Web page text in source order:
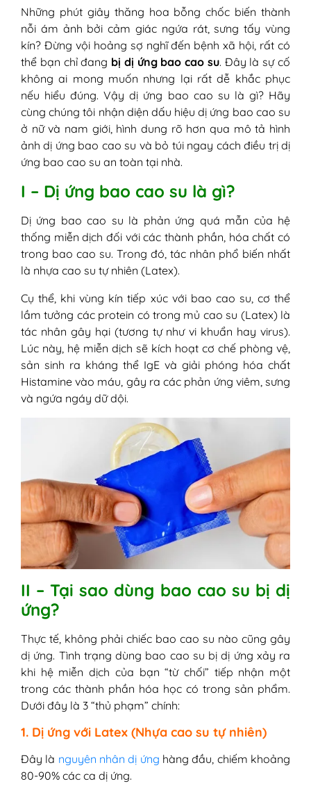
nhiên)
2. Dị ứng với chất diệt tinh trùng
(Nonoxynol-9)
3. Dị ứng với chất bôi trơn và hương
liệu hóa học
III - Dấu hiệu dị ứng bao cao su ở nữ và
nam
1. Biểu hiện dị ứng bao cao su chung
2. Triệu chứng dị ứng bao cao su ở nữ
giới
giới
V - Bị dị ứng bao cao su bao lâu thì khỏi?
VI - Bị dị ứng bao cao su phải làm sao?
Cách xử lý và điều trị đúng cách
1. Các bước sơ cứu tức thời khi bị dị
ứng bao cao su
2. Cách chữa dị ứng bao cao su tại
nhà
3. Dị ứng bao cao su cách trị bằng
thuốc
VII - Cách phòng ngừa dị ứng với bao cao
su hiệu quả
1. Đọc kỹ bao bì trước khi mua
2. Ưu tiên các dòng "đơn giản hóa"
3. Thực hiện quy tắc "Test thử" (Patch
4. Sử dụng Gel bôi trơn gốc nước
(Water-based)
5. Vệ sinh sạch sẽ sau khi quan hệ
Những phút giây thăng hoa bỗng chốc biến thành
nỗi ám ảnh bởi cảm giác ngứa rát, sưng tấy vùng
kín? Đừng vội hoảng sợ nghĩ đến bệnh xã hội, rất có
thể bạn chỉ đang bị dị ứng bao cao su. Đây là sự cố
không ai mong muốn nhưng lại rất dễ khắc phục
nếu hiểu đúng. Vậy dị ứng bao cao su là gì? Hãy
cùng chúng tôi nhận diện dấu hiệu dị ứng bao cao su
ở nữ và nam giới, hình dung rõ hơn qua mô tả hình
ảnh dị ứng bao cao su và bỏ túi ngay cách điều trị dị
ứng bao cao su an toàn tại nhà.
I – Dị ứng bao cao su là gì?
Dị ứng bao cao su là phản ứng quá mẫn của hệ
thống miễn dịch đối với các thành phần, hóa chất có
trong bao cao su. Trong đó, tác nhân phổ biến nhất
là nhựa cao su tự nhiên (Latex).
Cụ thể, khi vùng kín tiếp xúc với bao cao su, cơ thể
lầm tưởng các protein có trong mủ cao su (Latex) là
tác nhân gây hại (tương tự như vi khuẩn hay virus).
Lúc này, hệ miễn dịch sẽ kích hoạt cơ chế phòng vệ,
sản sinh ra kháng thể IgE và giải phóng hóa chất
Histamine vào máu, gây ra các phản ứng viêm, sưng
và ngứa ngáy dữ dội.
II – Tại sao dùng bao cao su bị dị
ứng?
Thực tế, không phải chiếc bao cao su nào cũng gây
dị ứng. Tình trạng dùng bao cao su bị dị ứng xảy ra
khi hệ miễn dịch của bạn “từ chối” tiếp nhận một
trong các thành phần hóa học có trong sản phẩm.
Dưới đây là 3 “thủ phạm” chính:
1. Dị ứng với Latex (Nhựa cao su tự nhiên)
Đây là nguyên nhân dị ứng hàng đầu, chiếm khoảng
80-90% các ca dị ứng.